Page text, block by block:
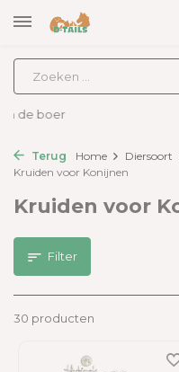
Terug Home Diersoort
Kruiden voor Konijnen
Kruiden voor
Filter
30 producten